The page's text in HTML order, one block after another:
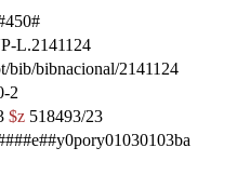
L.2141124
bib/bibnacional/2141124
2
$z 518493/23